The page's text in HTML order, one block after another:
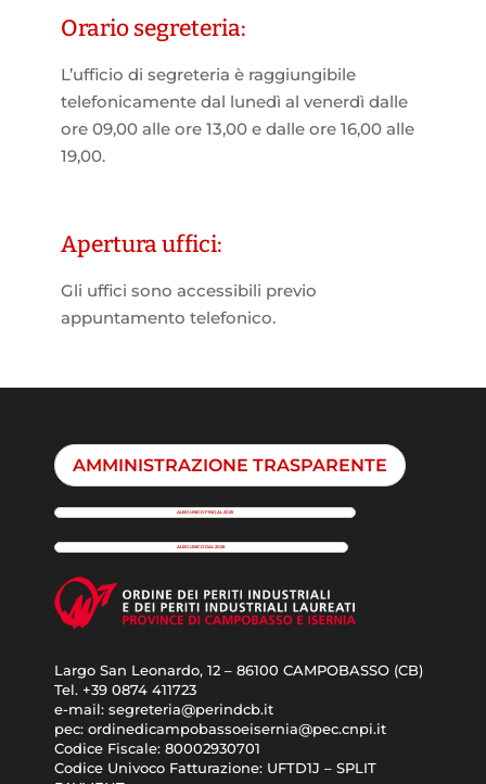
Orario segreteria:
L’ufficio di segreteria è raggiungibile
telefonicamente dal lunedì al venerdì dalle
ore 09,00 alle ore 13,00 e dalle ore 16,00 alle
19,00.
Apertura uffici:
Gli uffici sono accessibili previo
appuntamento telefonico.
AMMINISTRAZIONE TRASPARENTE
ALBO UNICO FINO AL 2025
ALBO UNICO DAL 2026
Largo San Leonardo, 12 – 86100 CAMPOBASSO (CB)
Tel. +39 0874 411723
e-mail: segreteria@perindcb.it
pec: ordinedicampobassoeisernia@pec.cnpi.it
Codice Fiscale: 80002930701
Codice Univoco Fatturazione: UFTD1J – SPLIT